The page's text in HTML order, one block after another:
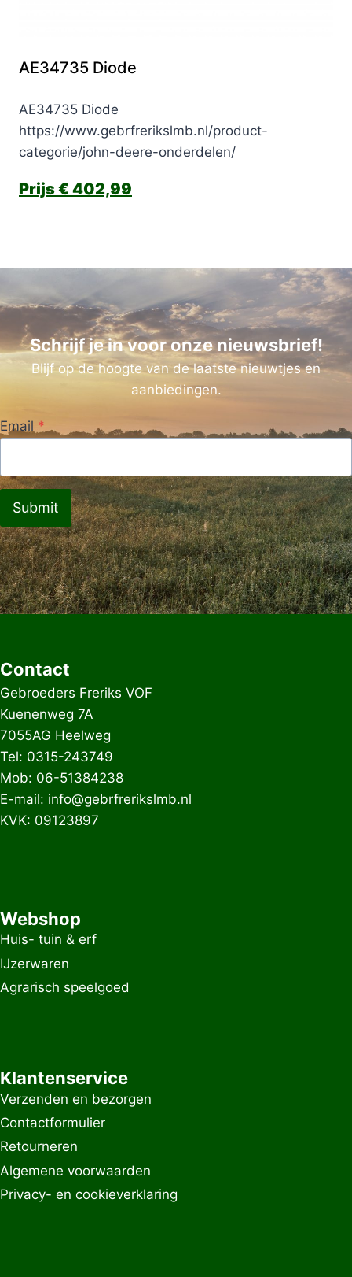
AE34735 Diode
AE34735 Diode
https://www.gebrfrerikslmb.nl/product-
categorie/john-deere-onderdelen/
€ 402,99
Schrijf je in voor onze nieuwsbrief!
Blijf op de hoogte van de laatste nieuwtjes en
aanbiedingen.
Email *
Submit
Contact
Gebroeders Freriks VOF
Kuenenweg 7A
7055AG Heelweg
Tel: 0315-243749
Mob: 06-51384238
E-mail: info@gebrfrerikslmb.nl
KVK: 09123897
Webshop
Huis- tuin & erf
IJzerwaren
Agrarisch speelgoed
Klantenservice
Verzenden en bezorgen
Contactformulier
Retourneren
Algemene voorwaarden
Privacy- en cookieverklaring